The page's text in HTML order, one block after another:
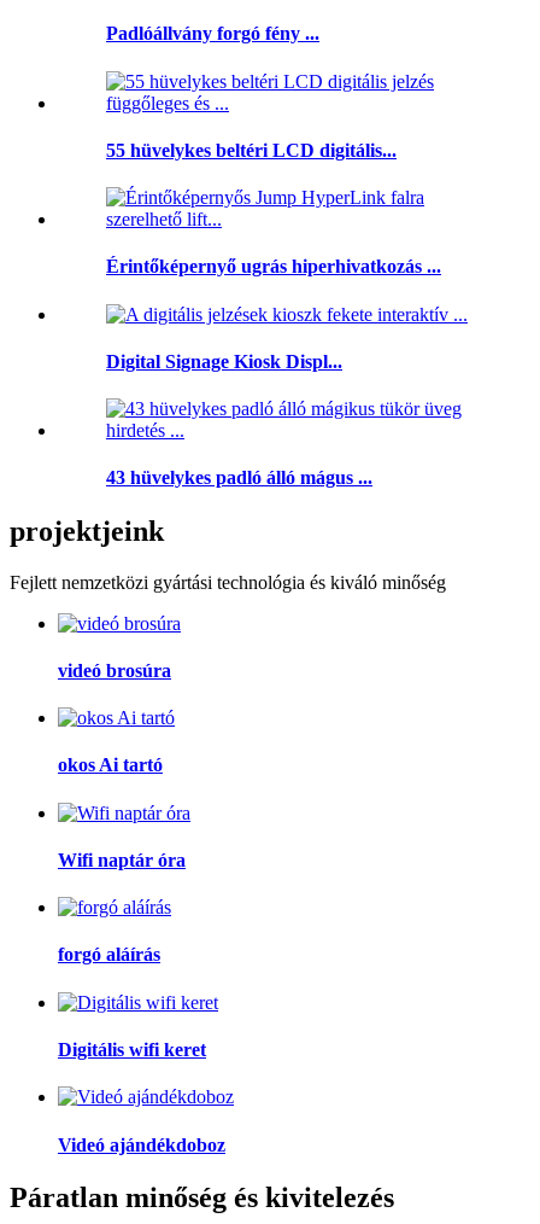
Padlóállvány forgó fény ...
55 hüvelykes beltéri LCD digitális...
Érintőképernyő ugrás hiperhivatkozás ...
Digital Signage Kiosk Displ...
43 hüvelykes padló álló mágus ...
projektjeink
Fejlett nemzetközi gyártási technológia és kiváló minőség
videó brosúra
okos Ai tartó
Wifi naptár óra
forgó aláírás
Digitális wifi keret
Videó ajándékdoboz
Páratlan minőség és kivitelezés